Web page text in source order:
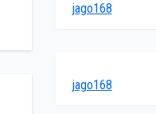
jago168
jago168